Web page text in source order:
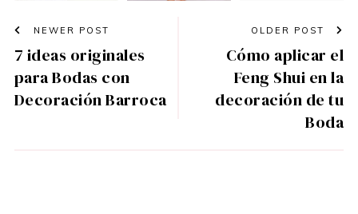
NEWER POST
7 ideas originales
para Bodas con
Decoración Barroca
OLDER POST
Cómo aplicar el
Feng Shui en la
decoración de tu
Boda